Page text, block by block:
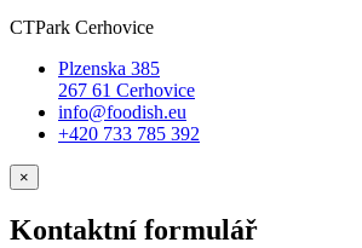
CTPark Cerhovice
Plzenska 385
267 61 Cerhovice
info@foodish.eu
+420 733 785 392
×
Kontaktní formulář